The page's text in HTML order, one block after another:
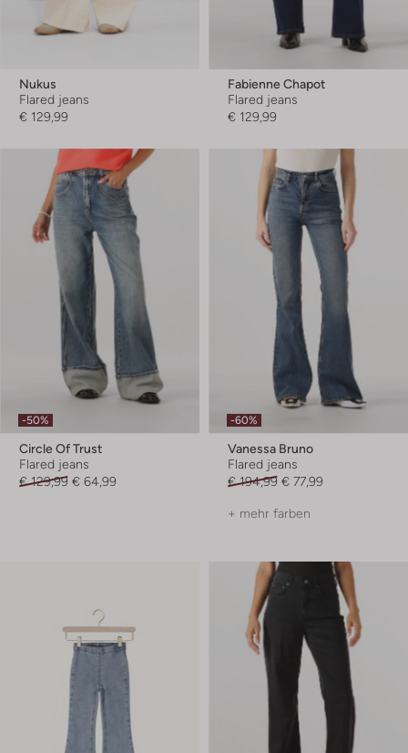
Nukus
Flared jeans
€ 129,99
Fabienne Chapot
Flared jeans
€ 129,99
-50%
Circle Of Trust
Flared jeans
€ 129,99 € 64,99
-60%
Vanessa Bruno
Flared jeans
€ 194,99 € 77,99
+ mehr farben